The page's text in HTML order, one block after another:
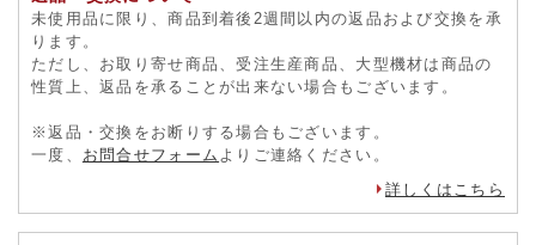
未使用品に限り、商品到着後2週間以内の返品および交換を承
ります。
ただし、お取り寄せ商品、受注生産商品、大型機材は商品の
性質上、返品を承ることが出来ない場合もございます。
※返品・交換をお断りする場合もございます。
一度、 お問合せフォーム よりご連絡ください。
詳しくはこちら